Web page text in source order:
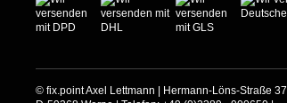
© fix.point Axel Lettmann | Hermann-Löns-Straße 37 |